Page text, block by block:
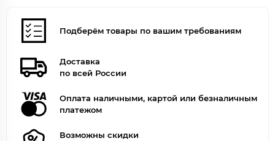
Подберём товары по вашим требованиям
Доставка
по всей России
Оплата наличными, картой или безналичным
платежом
Возможны скидки